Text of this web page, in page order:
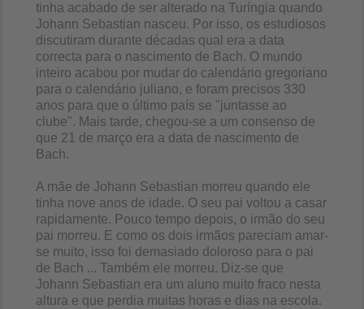
tinha acabado de ser alterado na Turíngia quando
Johann Sebastian nasceu. Por isso, os estudiosos
discutiram durante décadas qual era a data
correcta para o nascimento de Bach. O mundo
inteiro acabou por mudar do calendário gregoriano
para o calendário juliano, e foram precisos 330
anos para que o último país se "juntasse ao
clube". Mais tarde, chegou-se a um consenso de
que 21 de março era a data de nascimento de
Bach.
A mãe de Johann Sebastian morreu quando ele
tinha nove anos de idade. O seu pai voltou a casar
rapidamente. Pouco tempo depois, o irmão do seu
pai morreu. E como os dois irmãos pareciam amar-
se muito, isso foi demasiado doloroso para o pai
de Bach ... Também ele morreu. Diz-se que
Johann Sebastian era um aluno muito fraco nesta
altura e que perdia muitas horas e dias na escola.